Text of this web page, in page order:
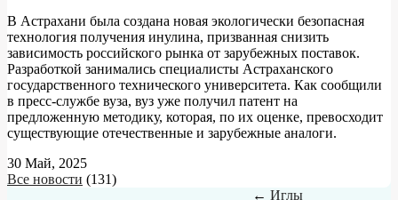
В Астрахани была создана новая экологически безопасная
технология получения инулина, призванная снизить
зависимость российского рынка от зарубежных поставок.
Разработкой занимались специалисты Астраханского
государственного технического университета. Как сообщили
в пресс-службе вуза, вуз уже получил патент на
предложенную методику, которая, по их оценке, превосходит
существующие отечественные и зарубежные аналоги.
30 Май, 2025
Все новости (131)
← Иглы